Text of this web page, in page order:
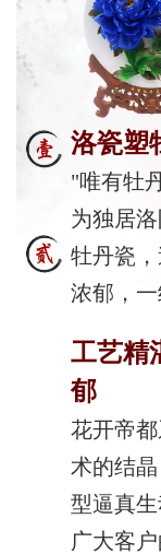
洛瓷塑
"唯有牡
为独居
牡丹瓷
浓郁，一
工艺精
郁
花开帝
术的结
型逼真
广大客户